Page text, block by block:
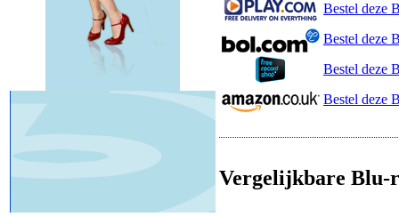
Bestel deze
Bestel deze
Bestel deze
Bestel deze
Vergelijkbare Blu-